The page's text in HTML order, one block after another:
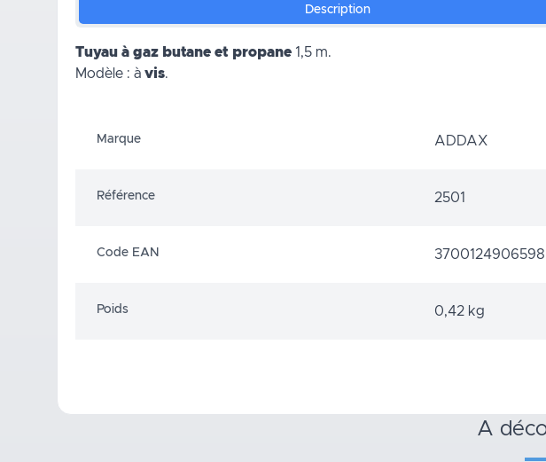
Description
Tuyau à gaz butane et propane 1,5 m.
Modèle : à vis.
Marque ADDAX
Référence 2501
Code EAN 3700124906598
Poids 0,42 kg
a